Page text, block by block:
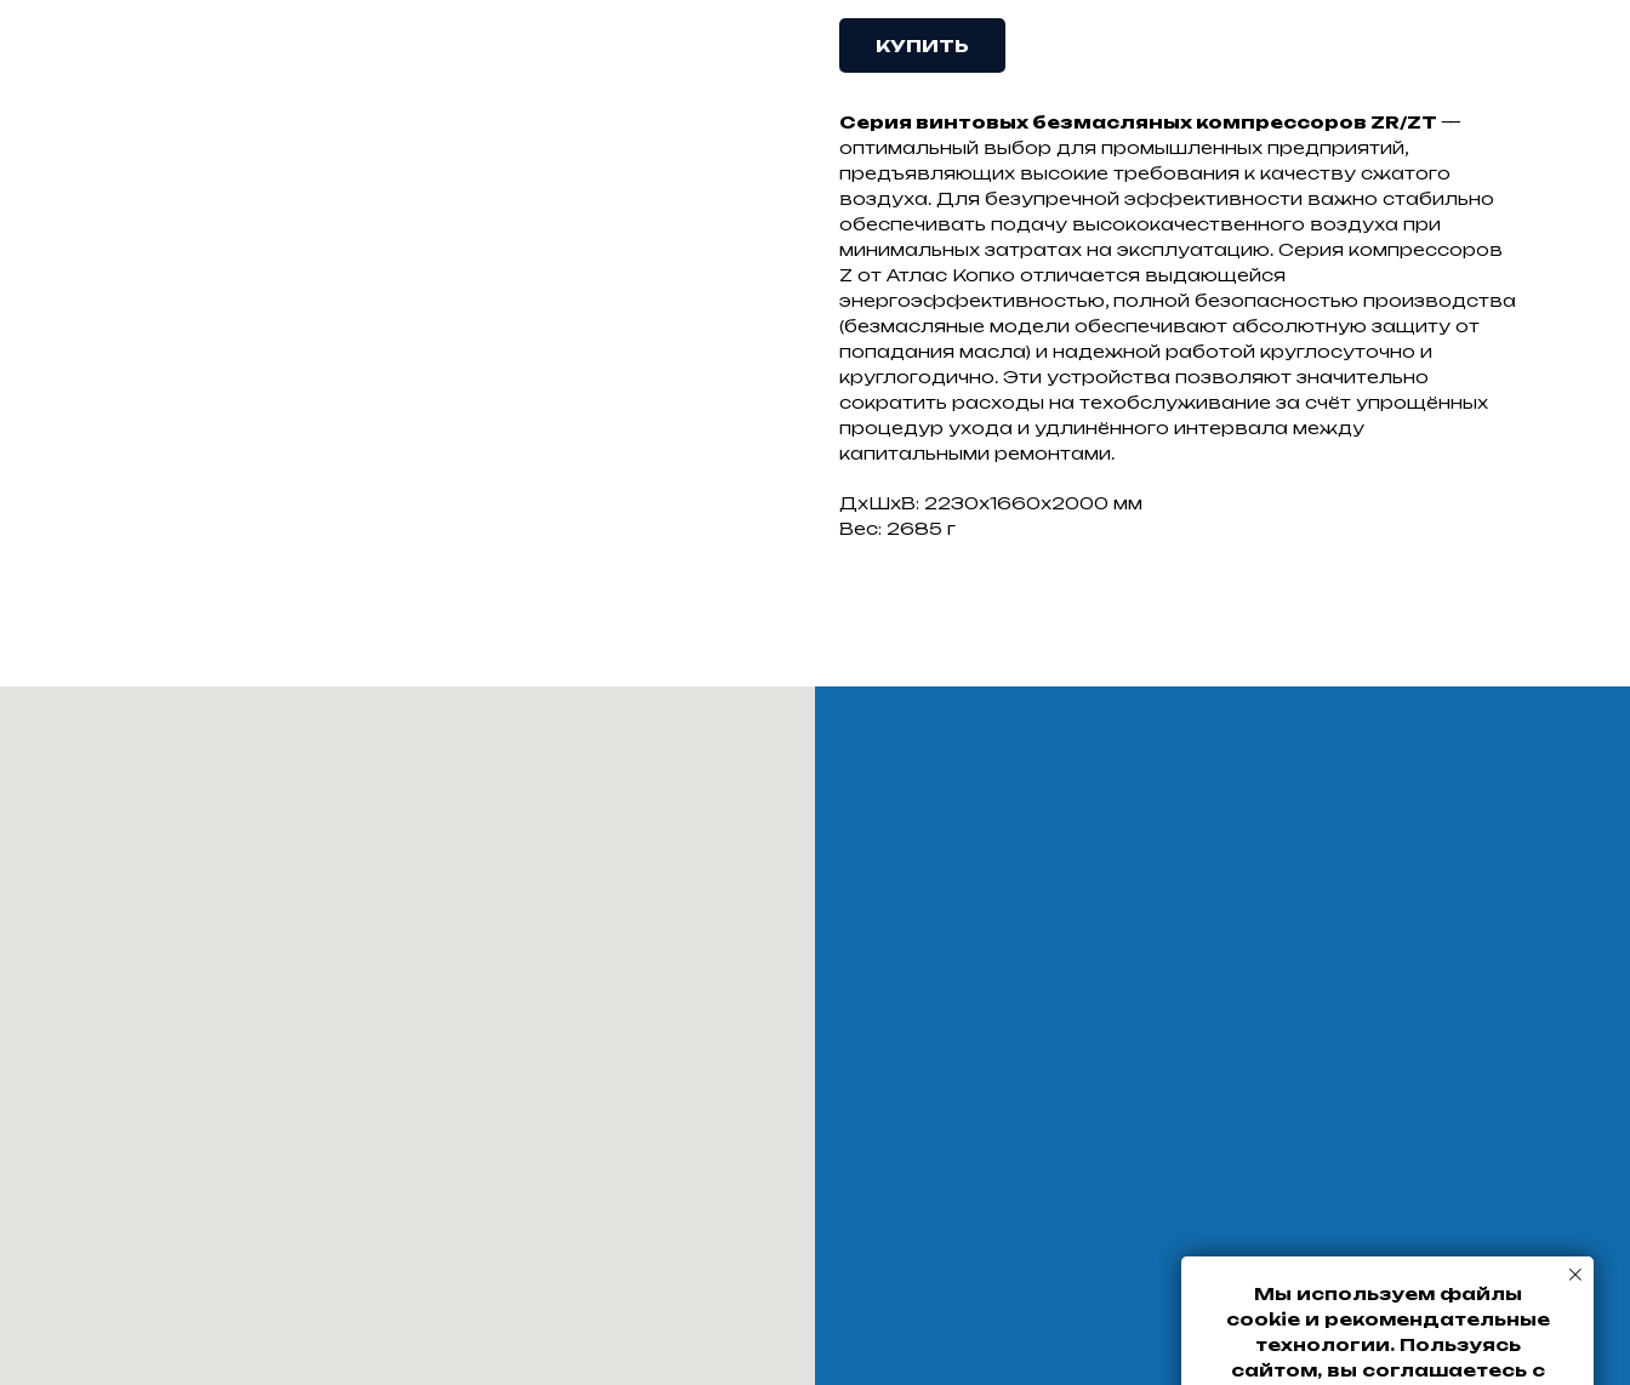
Мы используем файлы
cookie и рекомендательные
технологии. Пользуясь
сайтом, вы соглашаетесь с
КУПИТЬ
Серия винтовых безмасляных компрессоров ZR/ZT —
оптимальный выбор для промышленных предприятий,
предъявляющих высокие требования к качеству сжатого
воздуха. Для безупречной эффективности важно стабильно
обеспечивать подачу высококачественного воздуха при
минимальных затратах на эксплуатацию. Серия компрессоров
Z от Атлас Копко отличается выдающейся
энергоэффективностью, полной безопасностью производства
(безмасляные модели обеспечивают абсолютную защиту от
попадания масла) и надежной работой круглосуточно и
круглогодично. Эти устройства позволяют значительно
сократить расходы на техобслуживание за счёт упрощённых
процедур ухода и удлинённого интервала между
капитальными ремонтами.
ДxШxВ: 2230x1660x2000 мм
Вес: 2685 г
Мы используем файлы
cookie и рекомендательные
технологии. Пользуясь
сайтом, вы соглашаетесь с